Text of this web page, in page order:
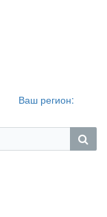
Ваш регион: